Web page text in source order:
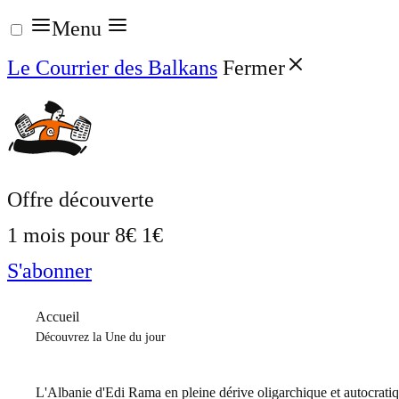
Aller
au
contenu
Menu
Le Courrier des Balkans Fermer
Offre découverte
1 mois pour 8€ 1€
S'abonner
Accueil
Découvrez la Une du jour
L'Albanie d'Edi Rama en pleine dérive oligarchique et